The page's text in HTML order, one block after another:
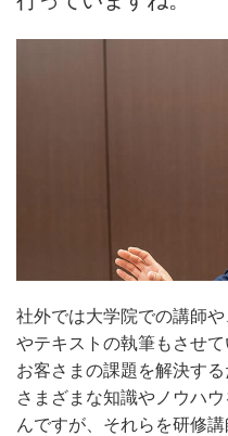
社外では大学院での講師
やテキストの執筆もさせて
お客さまの課題を解決す
さまざまな知識やノウハ
んですが、それらを研修